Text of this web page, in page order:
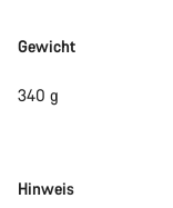
Gewicht
340 g
Disclaimer
Hinweis